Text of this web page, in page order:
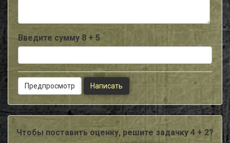
Введите сумму 8 + 5
Чтобы поставить оценку, решите задачку 4 + 2?